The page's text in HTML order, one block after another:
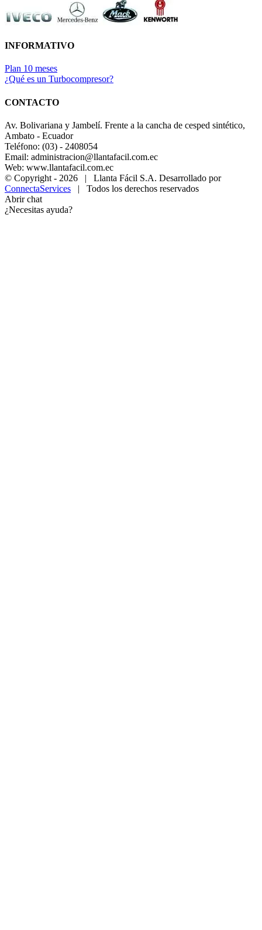
INFORMATIVO
Plan 10 meses
¿Qué es un Turbocompresor?
CONTACTO
Av. Bolivariana y Jambelí. Frente a la cancha de cesped sintético,
Ambato - Ecuador
Teléfono: (03) - 2408054
Email: administracion@llantafacil.com.ec
Web: www.llantafacil.com.ec
© Copyright - 2026 | Llanta Fácil S.A. Desarrollado por
ConnectaServices | Todos los derechos reservados
Abrir chat
¿Necesitas ayuda?